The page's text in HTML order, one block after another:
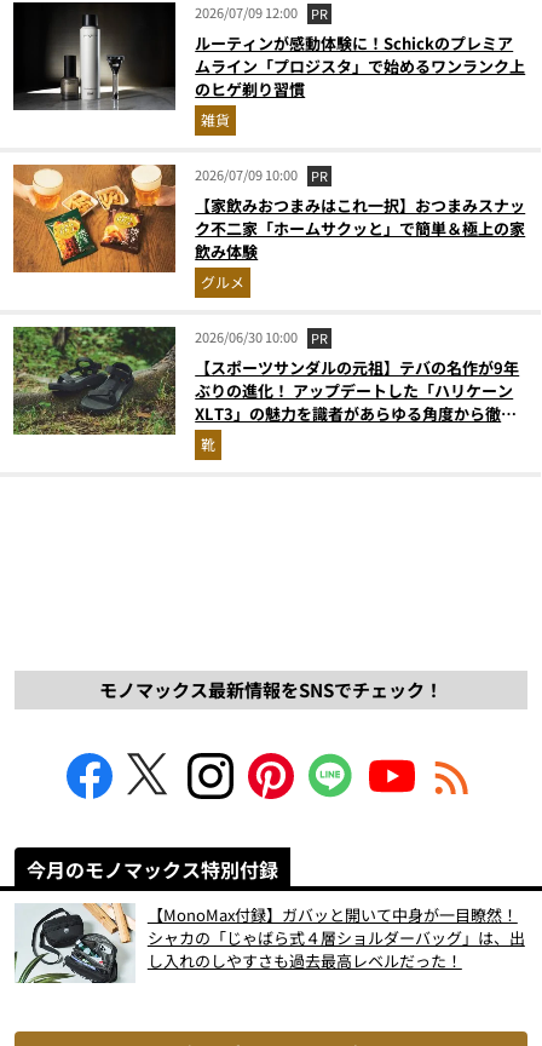
2026/07/09 12:00 PR
ルーティンが感動体験に！Schickのプレミア
ムライン「プロジスタ」で始めるワンランク上
のヒゲ剃り習慣
雑貨
2026/07/09 10:00 PR
【家飲みおつまみはこれ一択】おつまみスナッ
ク不二家「ホームサクッと」で簡単＆極上の家
飲み体験
グルメ
2026/06/30 10:00 PR
【スポーツサンダルの元祖】テバの名作が9年
ぶりの進化！ アップデートした「ハリケーン
XLT3」の魅力を識者があらゆる角度から徹底
解説！
靴
モノマックス最新情報をSNSでチェック！
今月のモノマックス特別付録
【MonoMax付録】ガバッと開いて中身が一目瞭然！
シャカの「じゃばら式４層ショルダーバッグ」は、出
し入れのしやすさも過去最高レベルだった！